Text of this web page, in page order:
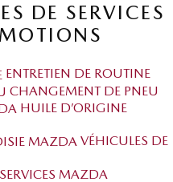
DE SERVICES
ENTRETIEN DE ROUTINE
CHANGEMENT DE PNEU
HUILE D’ORIGINE
VÉHICULES DE